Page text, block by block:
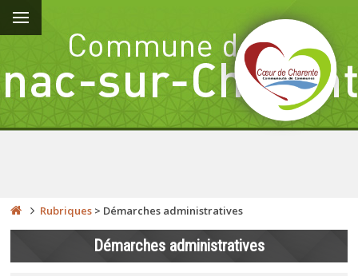
Rubriques > Démarches administratives
Démarches administratives